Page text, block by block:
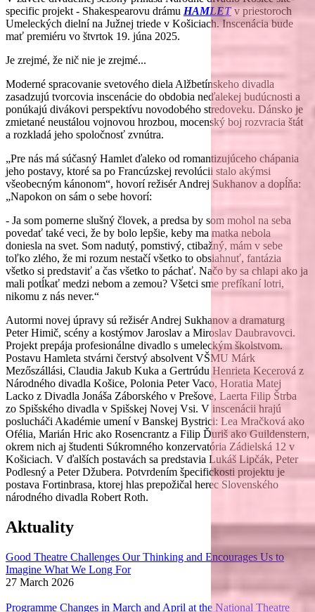
specific projekt - Shakespearovu drámu HAMLETv priestoroch
Umeleckých dielní na Južnej triede v Košiciach. Inscenácia bude
mať premiéru vo štvrtok 19. júna 2025.
Je zrejmé, že nič nie je zrejmé...
Moderné spracovanie svetového diela Alžbetínskeho divadla
zasadzujú tvorcovia inscenácie do obdobia neďalekej budúcnosti a
ponúkajú divákovi perspektívu novodobého stredoveku. Dánsko je
zmietané neustálou vojnovou hrozbou, mocenský boj rozvracia štát
a rozkladá jeho spoločnosť zvnútra.
„Pre nás má súčasný Hamlet ďaleko od romantizujúceho chápania
jeho postavy, ktoré sa po Francúzskej revolúcii stalo akýmsi
všeobecným kánonom“, hovorí režisér Andrej Sukhanov a dopĺňa:
„Napokon on sám o sebe hovorí:
- Ja som pomerne slušný človek, a predsa by som mohol na seba
povedať také veci, že by bolo lepšie, keby ma matka nebola
doniesla na svet. Som nadutý, pomstivý, ctibažný, mám v sebe
toľko zlého, že mi rozum nestačí všetko to obsiahnuť, fantázia
všetko si predstaviť a čas všetko to páchať. Načo by sa chlapi ako ja
mali potĺkať medzi nebom a zemou? Všetci sme prefíkaní lotri,
nikomu z nás never.“
Autormi novej úpravy sú režisér Andrej Sukhanov a dramaturg
Peter Himič, scény a kostýmov Jaroslav a Miroslav Daubravovci.
Projekt prepája profesionálne divadlo s umeleckým školstvom.
Postavu Hamleta stvárni čerstvý absolvent VŠMU Márk
Mezőszállási, Claudia Jakub Kuka a Gertrúdu Henrieta Kecerová z
Národného divadla Košice, Polonia Peter Vaco, Horatia Matej
Lacko z Divadla Jonáša Záborského v Prešove, Laerta Filip Štrba
zo Spišského divadla v Spišskej Novej Vsi. V inscenácii hrajú
poslucháči Akadémie umení v Banskej Bystrici: Lea Mračková ako
Ofélia, Marián Hric ako Rosencrantz a Filip Ďuriš ako Guildenstern,
okrem nich aj študenti Súkromného konzervatória Zádielská 12 v
Košiciach. V ďalších postavách sa predstavia Lukáš Lipčák, Peter
Podlesný a Peter Džubera. Potvrdením špecifickosti projektu je
postava Fortinbrasa, ktorej hlas prepožičal herec Slovenského
národného divadla Robert Roth.
Aktuality
Good Theatre Challenges Our Thinking and Encourages Us to
Imagine What We Long For
27 March 2026
Programme Changes in March and April at the National Theatre